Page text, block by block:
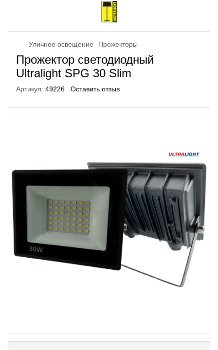
Уличное освещение Прожекторы
Прожектор светодиодный
Ultralight SPG 30 Slim
Артикул: 49226 Оставить отзыв